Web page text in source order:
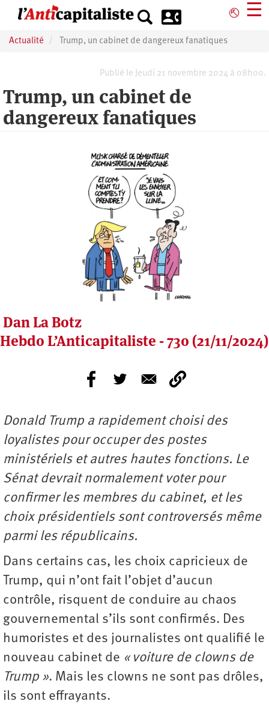
principal
⎋ ☰
Actualité Trump, un cabinet de dangereux fanatiques
Publié le Jeudi 21 novembre 2024 à 08h00.
Trump, un cabinet de
dangereux fanatiques
Dan La Botz
Hebdo L’Anticapitaliste - 730 (21/11/2024)
Donald Trump a rapidement choisi des
loyalistes pour occuper des postes
ministériels et autres hautes fonctions. Le
Sénat devrait normalement voter pour
confirmer les membres du cabinet, et les
choix présidentiels sont controversés même
parmi les républicains.
Dans certains cas, les choix capricieux de
Trump, qui n’ont fait l’objet d’aucun
contrôle, risquent de conduire au chaos
gouvernemental s’ils sont confirmés. Des
humoristes et des journalistes ont qualifié le
nouveau cabinet de « voiture de clowns de
Trump ». Mais les clowns ne sont pas drôles,
ils sont effrayants.